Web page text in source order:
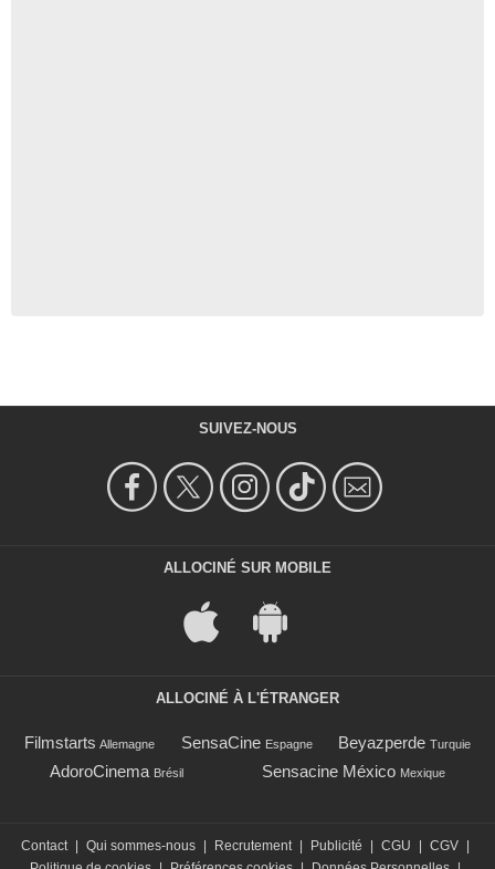
SUIVEZ-NOUS
ALLOCINÉ SUR MOBILE
ALLOCINÉ À L'ÉTRANGER
Filmstarts Allemagne SensaCine Espagne Beyazperde Turquie
AdoroCinema Brésil Sensacine México Mexique
Contact | Qui sommes-nous | Recrutement | Publicité | CGU | CGV |